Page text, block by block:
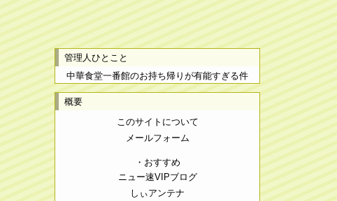
管理人ひとこと
中華食堂一番館のお持ち帰りが有能すぎる件
概要
このサイトについて
メールフォーム
・おすすめ
ニュー速VIPブログ
しぃアンテナ